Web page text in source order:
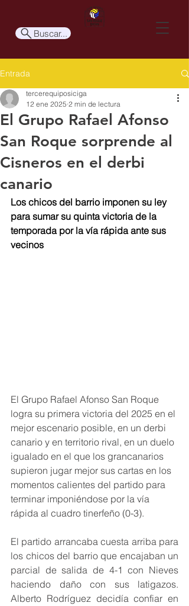
Buscar...
Entrada
El Grupo Rafael Afonso
San Roque sorprende al
Cisneros en el derbi
canario
tercerequiposiciga
12 ene 2025 2 min de lectura
Los chicos del barrio imponen su ley
para sumar su quinta victoria de la
temporada por la vía rápida ante sus
vecinos
El Grupo Rafael Afonso San Roque
logra su primera victoria del 2025 en el
mejor escenario posible, en un derbi
canario y en territorio rival, en un duelo
igualado en el que los grancanarios
supieron jugar mejor sus cartas en los
momentos calientes del partido para
terminar imponiéndose por la vía
rápida al cuadro tinerfeño (0-3).
El partido arrancaba cuesta arriba para
los chicos del barrio que encajaban un
parcial de salida de 4-1 con Nieves
haciendo daño con sus latigazos.
Alberto Rodríguez decidía confiar en